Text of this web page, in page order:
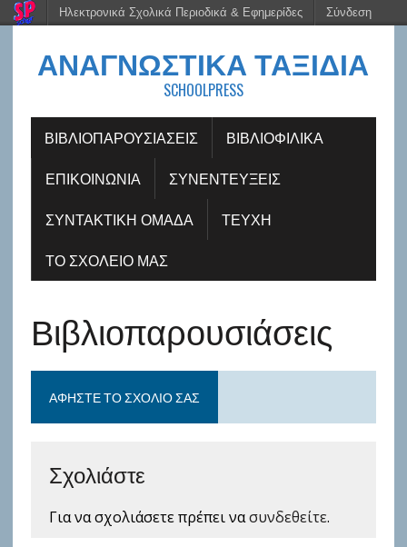
ΑΝΑΓΝΩΣΤΙΚΆ ΤΑΞΊΔΙΑ
SCHOOLPRESS
ΒΙΒΛΙΟΠΑΡΟΥΣΙΆΣΕΙΣ
ΒΙΒΛΙΟΦΙΛΙΚΆ
ΕΠΙΚΟΙΝΩΝΙΑ
ΣΥΝΕΝΤΕΎΞΕΙΣ
ΣΥΝΤΑΚΤΙΚΗ ΟΜΑΔΑ
ΤΕΥΧΗ
ΤΟ ΣΧΟΛΕΙΟ ΜΑΣ
Βιβλιοπαρουσιάσεις
ΑΦΉΣΤΕ ΤΟ ΣΧΌΛΙΟ ΣΑΣ
Σχολιάστε
Για να σχολιάσετε πρέπει νασυνδεθείτε.
Ηλεκτρονικά Σχολικά Περιοδικά & Εφημερίδες Σύνδεση